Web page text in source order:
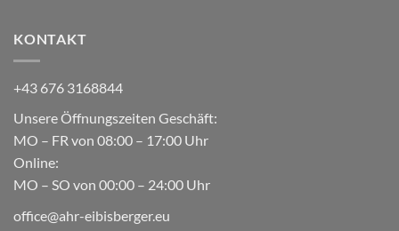
KONTAKT
+43 676 3168844
Unsere Öffnungszeiten Geschäft:
MO – FR von 08:00 – 17:00 Uhr
Online:
MO – SO von 00:00 – 24:00 Uhr
office@ahr-eibisberger.eu